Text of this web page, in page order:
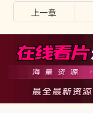
上一章